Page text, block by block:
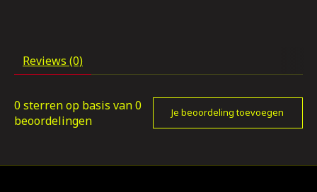
Reviews (0)
0 sterren op basis van0
beoordelingen
Je beoordeling toevoegen